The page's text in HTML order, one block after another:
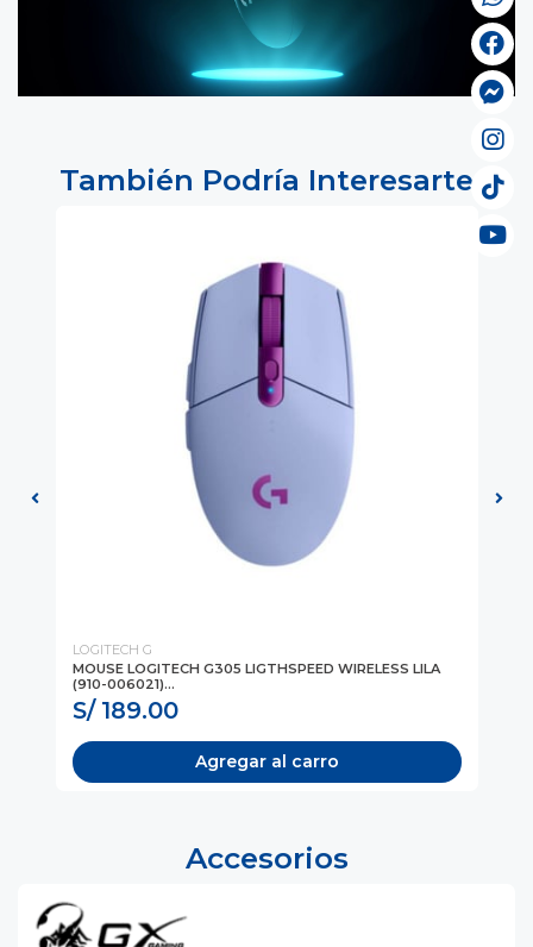
También Podría Interesarte
LOGITECH G
MOUSE LOGITECH G305 LIGTHSPEED WIRELESS LILA
(910-006021)...
S/ 189.00
Agregar al carro
Accesorios